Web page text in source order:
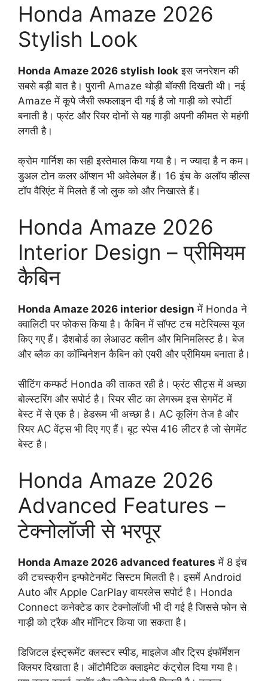
Honda Amaze 2026
Stylish Look
Honda Amaze 2026 stylish look इस जनरेशन की
सबसे बड़ी बात है। पुरानी Amaze थोड़ी बॉक्सी दिखती थी। नई
Amaze में कूपे जैसी रूफलाइन दी गई है जो गाड़ी को स्पोर्टी
बनाती है। फ्रंट और रियर दोनों से यह गाड़ी अपनी कीमत से महंगी
लगती है।
क्रोम गार्निश का सही इस्तेमाल किया गया है। न ज्यादा है न कम।
डुअल टोन कलर ऑप्शन भी अवेलेबल हैं। 16 इंच के अलॉय व्हील्स
टॉप वैरिएंट में मिलते हैं जो लुक को और निखारते हैं।
Honda Amaze 2026
Interior Design – प्रीमियम
कैबिन
Honda Amaze 2026 interior design में Honda ने
क्वालिटी पर फोकस किया है। कैबिन में सॉफ्ट टच मटेरियल्स यूज
किए गए हैं। डैशबोर्ड का लेआउट क्लीन और मिनिमलिस्ट है। बेज
और ब्लैक का कॉम्बिनेशन कैबिन को एयरी और प्रीमियम बनाता है।
सीटिंग कम्फर्ट Honda की ताकत रही है। फ्रंट सीट्स में अच्छा
बोल्स्टरिंग और सपोर्ट है। रियर सीट का लेगरूम इस सेगमेंट में
बेस्ट में से एक है। हेडरूम भी अच्छा है। AC कूलिंग तेज है और
रियर AC वेंट्स भी दिए गए हैं। बूट स्पेस 416 लीटर है जो सेगमेंट
बेस्ट है।
Honda Amaze 2026
Advanced Features –
टेक्नोलॉजी से भरपूर
Honda Amaze 2026 advanced features में 8 इंच
की टचस्क्रीन इन्फोटेनमेंट सिस्टम मिलती है। इसमें Android
Auto और Apple CarPlay वायरलेस सपोर्ट है। Honda
Connect कनेक्टेड कार टेक्नोलॉजी भी दी गई है जिससे फोन से
गाड़ी को ट्रैक और मॉनिटर किया जा सकता है।
डिजिटल इंस्ट्रूमेंट क्लस्टर स्पीड, माइलेज और ट्रिप इंफॉर्मेशन
क्लियर दिखाता है। ऑटोमैटिक क्लाइमेट कंट्रोल दिया गया है।